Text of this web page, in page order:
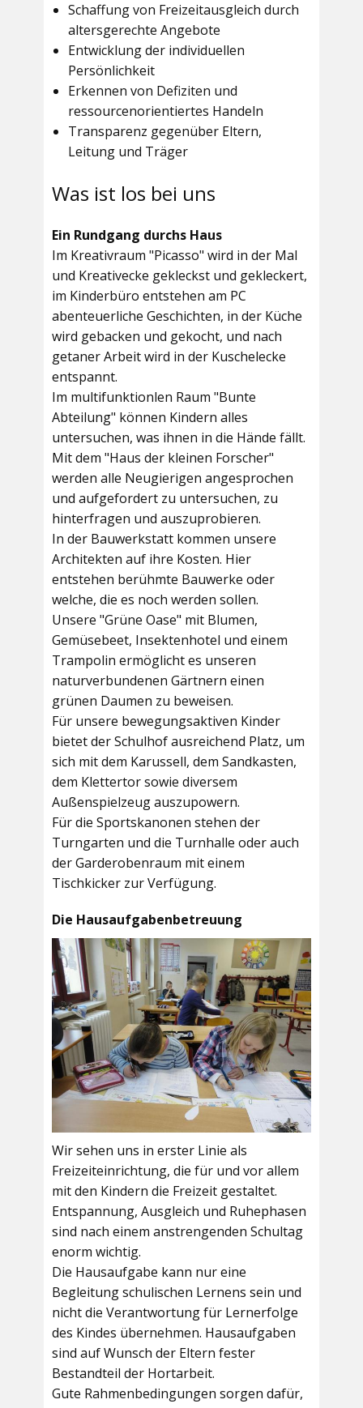
Schaffung von Freizeitausgleich durch
altersgerechte Angebote
Entwicklung der individuellen
Persönlichkeit
Erkennen von Defiziten und
ressourcenorientiertes Handeln
Transparenz gegenüber Eltern,
Leitung und Träger
Was ist los bei uns
Ein Rundgang durchs Haus
Im Kreativraum "Picasso" wird in der Mal
und Kreativecke gekleckst und gekleckert,
im Kinderbüro entstehen am PC
abenteuerliche Geschichten, in der Küche
wird gebacken und gekocht, und nach
getaner Arbeit wird in der Kuschelecke
entspannt.
Im multifunktionlen Raum "Bunte
Abteilung" können Kindern alles
untersuchen, was ihnen in die Hände fällt.
Mit dem "Haus der kleinen Forscher"
werden alle Neugierigen angesprochen
und aufgefordert zu untersuchen, zu
hinterfragen und auszuprobieren.
In der Bauwerkstatt kommen unsere
Architekten auf ihre Kosten. Hier
entstehen berühmte Bauwerke oder
welche, die es noch werden sollen.
Unsere "Grüne Oase" mit Blumen,
Gemüsebeet, Insektenhotel und einem
Trampolin ermöglicht es unseren
naturverbundenen Gärtnern einen
grünen Daumen zu beweisen.
Für unsere bewegungsaktiven Kinder
bietet derSchulhofausreichend Platz, um
sich mit dem Karussell, dem Sandkasten,
dem Klettertor sowie diversem
Außenspielzeug auszupowern.
Für die Sportskanonen stehen der
Turngarten und die Turnhalle oder auch
derGarderobenraum mit einem
Tischkicker zur Verfügung.
Die Hausaufgabenbetreuung
Wir sehen uns in erster Linie als
Freizeiteinrichtung, die für und vor allem
mit den Kindern die Freizeit gestaltet.
Entspannung, Ausgleich und Ruhephasen
sind nach einem anstrengenden Schultag
enorm wichtig.
Die Hausaufgabe kann nur eine
Begleitung schulischen Lernens sein und
nicht die Verantwortung für Lernerfolge
des Kindes übernehmen. Hausaufgaben
sind auf Wunsch der Eltern fester
Bestandteil der Hortarbeit.
Gute Rahmenbedingungen sorgen dafür,